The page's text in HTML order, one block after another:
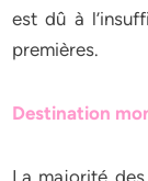
est dû à
premières.
Destination
La majorité